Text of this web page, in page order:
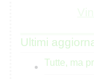
Ultimi